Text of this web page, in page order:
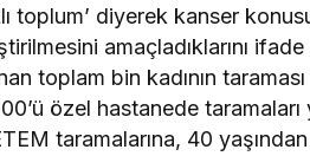
toplum’ diyerek kanser
amaçladıklarını
toplam bin kadının
özel hastanede taramaları
taramalarına, 40